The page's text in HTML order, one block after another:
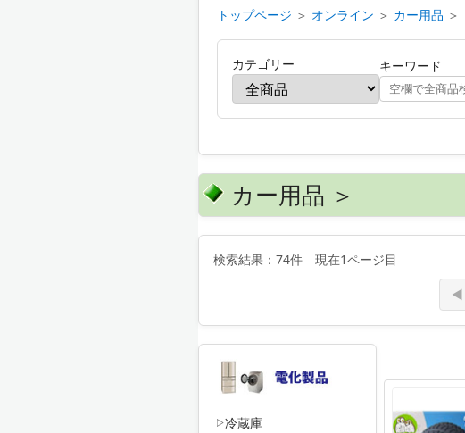
トップページ ＞ オンライン ＞ カー用品 ＞
カテゴリー キーワード
カー用品 ＞
検索結果：74件 現在1ページ目
◀
冷蔵庫